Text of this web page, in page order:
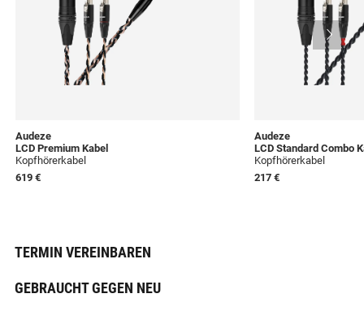
Audeze
LCD Premium Kabel
Kopfhörerkabel
619 €
Audeze
LCD Standard Combo
Kopfhörerkabel
217 €
TERMIN VEREINBAREN
GEBRAUCHT GEGEN NEU